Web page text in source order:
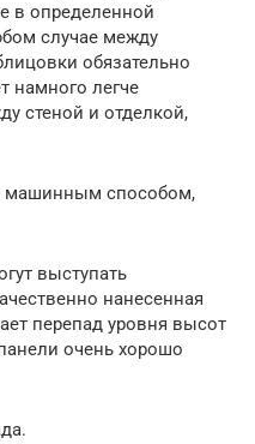
в определенной
случае между
обязательно
намного легче
стеной и отделкой,
машинным способом,
выступать
нанесенная
перепад уровня высот
очень хорошо